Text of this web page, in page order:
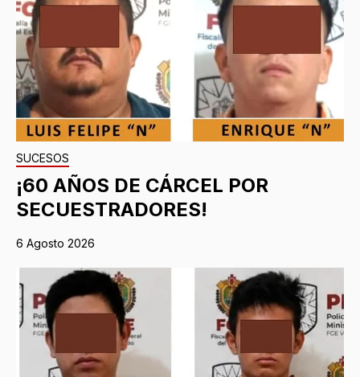
SUCESOS
¡60 AÑOS DE CÁRCEL POR
SECUESTRADORES!
6 Agosto 2026